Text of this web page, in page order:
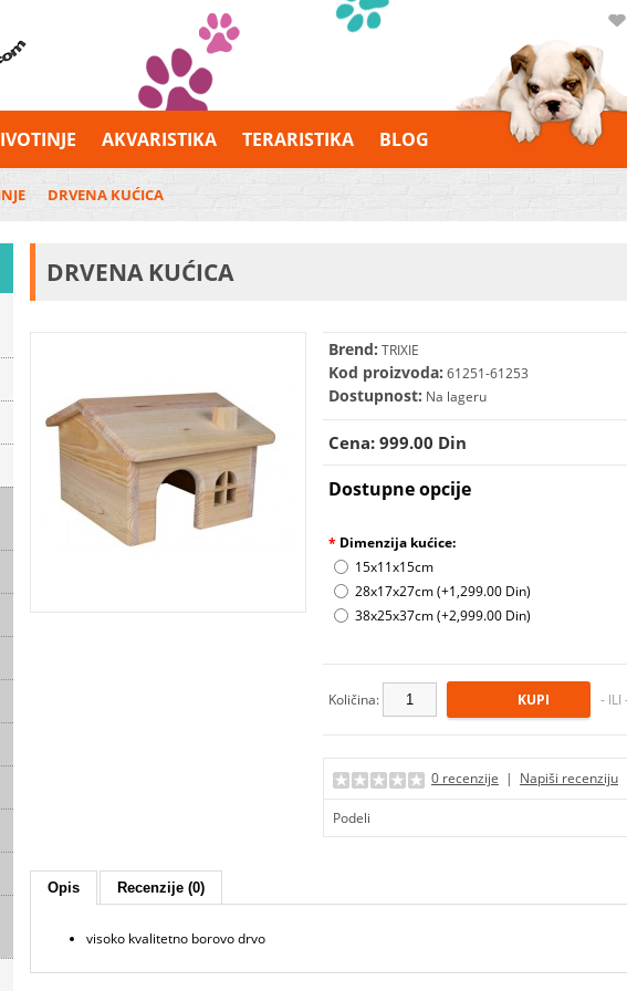
AKVARISTIKA TERARISTIKA BLOG
DRVENA KUĆICA
DRVENA KUĆICA
Brend: TRIXIE
Kod proizvoda: 61251-61253
Dostupnost: Na lageru
Cena: 999.00 Din
Dostupne opcije
* Dimenzija kućice:
15x11x15cm
28x17x27cm (+1,299.00 Din)
38x25x37cm (+2,999.00 Din)
Količina: -
0 recenzije | Napiši recenziju
Podeli
Opis Recenzije (0)
visoko kvalitetno borovo drvo